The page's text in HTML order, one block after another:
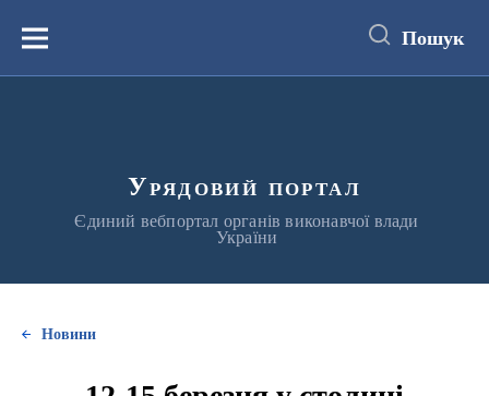
вмістуМеню Пошук
Урядовий портал
Єдиний вебпортал органів виконавчої влади
України
Новини